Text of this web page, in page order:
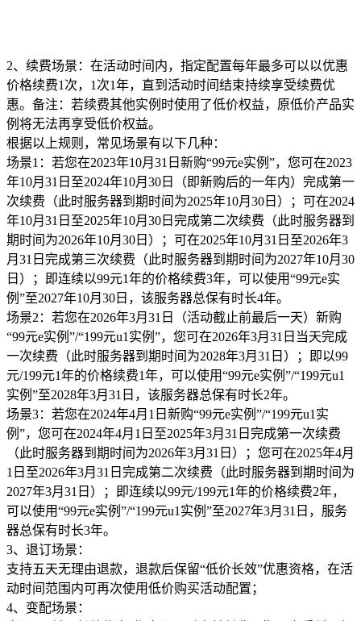
2、续费场景：在活动时间内，指定配置每年最多可以以优惠
价格续费1次，1次1年，直到活动时间结束持续享受续费优
惠。备注：若续费其他实例时使用了低价权益，原低价产品实
例将无法再享受低价权益。
根据以上规则，常见场景有以下几种：
场景1：若您在2023年10月31日新购“99元e实例”，您可在2023
年10月31日至2024年10月30日（即新购后的一年内）完成第一
次续费（此时服务器到期时间为2025年10月30日）；可在2024
年10月31日至2025年10月30日完成第二次续费（此时服务器到
期时间为2026年10月30日）；可在2025年10月31日至2026年3
月31日完成第三次续费（此时服务器到期时间为2027年10月30
日）；即连续以99元1年的价格续费3年，可以使用“99元e实
例”至2027年10月30日，该服务器总保有时长4年。
场景2：若您在2026年3月31日（活动截止前最后一天）新购
“99元e实例”/“199元u1实例”，您可在2026年3月31日当天完成
一次续费（此时服务器到期时间为2028年3月31日）；即以99
元/199元1年的价格续费1年，可以使用“99元e实例”/“199元u1
实例”至2028年3月31日，该服务器总保有时长2年。
场景3：若您在2024年4月1日新购“99元e实例”/“199元u1实
例”，您可在2024年4月1日至2025年3月31日完成第一次续费
（此时服务器到期时间为2026年3月31日）；您可在2025年4月
1日至2026年3月31日完成第二次续费（此时服务器到期时间为
2027年3月31日）；即连续以99元/199元1年的价格续费2年，
可以使用“99元e实例”/“199元u1实例”至2027年3月31日，服务
器总保有时长3年。
3、退订场景：
支持五天无理由退款，退款后保留“低价长效”优惠资格，在活
动时间范围内可再次使用低价购买活动配置；
4、变配场景：